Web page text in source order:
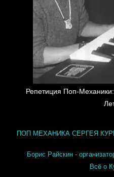
Репетиция Поп-
ПОП МЕХАНИКА СЕРГЕЯ
Борис Райскин -
Всё о